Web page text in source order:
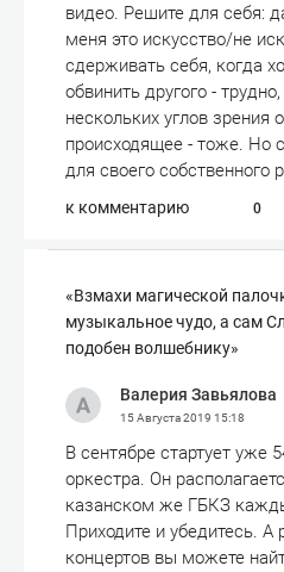
видео. Решите для себя:
меня это искусство/не
сдерживать себя, когда
обвинить другого -
нескольких углов зрения
происходящее - тоже. Но
для своего собственного
к комментарию 0
«Взмахи магической
музыкальное чудо, а сам
подобен волшебнику»
Валерия Завьялова
15 Августа 2019 15:18
В сентябре стартует уже
оркестра. Он
казанском же ГБКЗ
Приходите и убедитесь. А
концертов вы можете